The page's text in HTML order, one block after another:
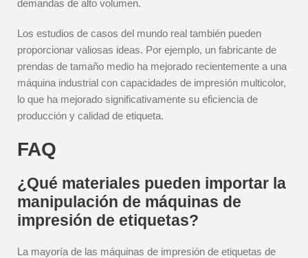
demandas de alto volumen.
Los estudios de casos del mundo real también pueden
proporcionar valiosas ideas. Por ejemplo, un fabricante de
prendas de tamaño medio ha mejorado recientemente a una
máquina industrial con capacidades de impresión multicolor,
lo que ha mejorado significativamente su eficiencia de
producción y calidad de etiqueta.
FAQ
¿Qué materiales pueden importar la
manipulación de máquinas de
impresión de etiquetas?
La mayoría de las máquinas de impresión de etiquetas de